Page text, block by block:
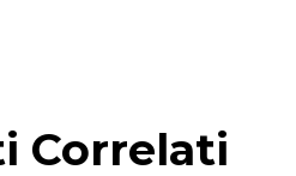
Correlati